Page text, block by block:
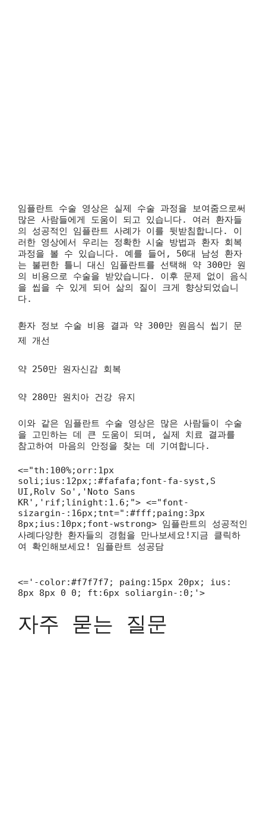
임플란트 수술 영상은 실제 수술 과정을 보여줌으로써
많은 사람들에게 도움이 되고 있습니다. 여러 환자들
의 성공적인 임플란트 사례가 이를 뒷받침합니다. 이
러한 영상에서 우리는 정확한 시술 방법과 환자 회복
과정을 볼 수 있습니다. 예를 들어, 50대 남성 환자
는 불편한 틀니 대신 임플란트를 선택해 약 300만 원
의 비용으로 수술을 받았습니다. 이후 문제 없이 음식
을 씹을 수 있게 되어 삶의 질이 크게 향상되었습니
다.
환자 정보 수술 비용 결과 약 300만 원음식 씹기 문
제 개선
약 250만 원자신감 회복
약 280만 원치아 건강 유지
이와 같은 임플란트 수술 영상은 많은 사람들이 수술
을 고민하는 데 큰 도움이 되며, 실제 치료 결과를
참고하여 마음의 안정을 찾는 데 기여합니다.
<="th:100%;orr:1px
soli;ius:12px;:#fafafa;font-fa-syst,S
UI,Rolv So','Noto Sans
KR','rif;linight:1.6;"> <="font-
sizargin-:16px;tnt=":#fff;paing:3px
8px;ius:10px;font-wstrong> 임플란트의 성공적인
사례다양한 환자들의 경험을 만나보세요!지금 클릭하
여 확인해보세요! 임플란트 성공담
<='-color:#f7f7f7; paing:15px 20px; ius:
8px 8px 0 0; ft:6px soliargin-:0;'>
자주 묻는 질문